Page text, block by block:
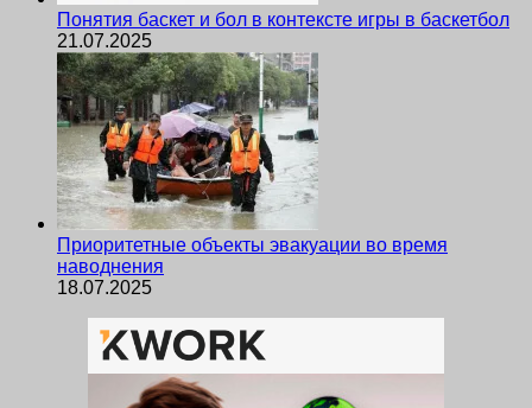
Понятия баскет и бол в контексте игры в баскетбол
21.07.2025
Приоритетные объекты эвакуации во время
наводнения
18.07.2025